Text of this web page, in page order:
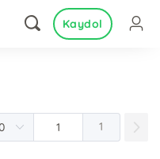
Kaydol
1